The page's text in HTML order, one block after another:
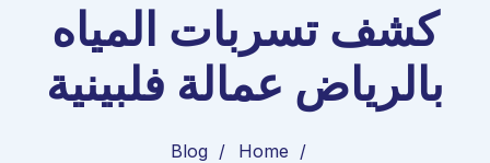
كشف تسربات المياه
بالرياض عمالة فلبينية
Home
Blog